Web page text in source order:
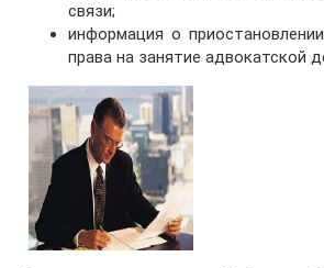
связи;
информация о
права на занятие адвокатской